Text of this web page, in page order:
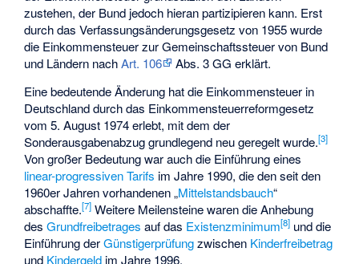
zustehen, der Bund jedoch hieran partizipieren kann. Erst
durch das Verfassungsänderungsgesetz von 1955 wurde
die Einkommensteuer zurGemeinschaftssteuervon Bund
und Ländern nachArt. 106
Abs. 3 GG erklärt.
Eine bedeutende Änderung hat die Einkommensteuer in
Deutschland durch das Einkommensteuerreformgesetz
vom 5. August 1974 erlebt, mit dem der
Sonderausgabenabzug grundlegend neu geregelt wurde.[3]
Von großer Bedeutung war auch die Einführung eines
linear-progressiven Tarifs im Jahre 1990, die den seit den
1960er Jahren vorhandenen „Mittelstandsbauch“
abschaffte.[7] Weitere Meilensteine waren die Anhebung
desGrundfreibetrages auf das Existenzminimum[8] und die
Einführung derGünstigerprüfungzwischen Kinderfreibetrag
und Kindergeld im Jahre 1996.